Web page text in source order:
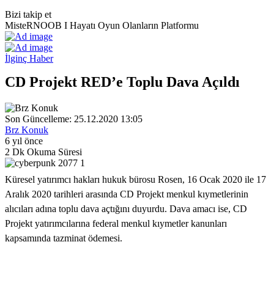
Bizi takip et
MisteRNOOB I Hayatı Oyun Olanların Platformu
İlginç Haber
CD Projekt RED’e Toplu Dava Açıldı
Son Güncelleme: 25.12.2020 13:05
Brz Konuk
6 yıl önce
2 Dk Okuma Süresi
Küresel yatırımcı hakları hukuk bürosu Rosen, 16 Ocak 2020 ile 17
Aralık 2020 tarihleri ​​arasında CD Projekt menkul kıymetlerinin
alıcıları adına toplu dava açtığını duyurdu. Dava amacı ise, CD
Projekt yatırımcılarına federal menkul kıymetler kanunları
kapsamında tazminat ödemesi.